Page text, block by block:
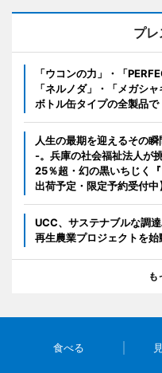
プ
「ウコンの力」・「
「ネルノダ」・「メガシ
ボトル缶タイプの全製品
人生の最期を迎えるその
-。兵庫の社会福祉法人が
25％超・幻の黒いちじく
出荷予定・限定予約受付中
UCC、サステナブルな調
再生農業プロジェクトを始
も
食べる